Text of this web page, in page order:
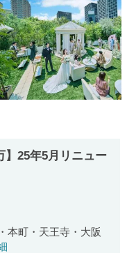
】25年5月リニュー
本町・天王寺・大阪